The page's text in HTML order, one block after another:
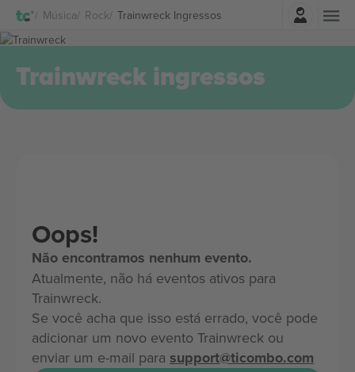
Música Rock Trainwreck Ingressos
Entrar
Trainwreck ingressos
Oops!
Não encontramos nenhum evento.
Atualmente, não há eventos ativos para
Trainwreck.
Se você acha que isso está errado, você pode
adicionar um novo evento Trainwreck ou
enviar um e-mail para support@ticombo.com